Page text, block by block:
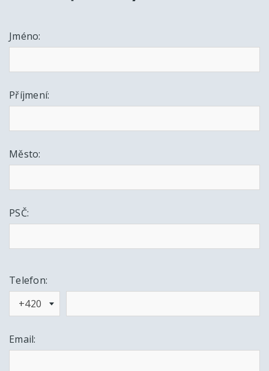
Jméno:
Příjmení:
Město:
PSČ:
Telefon:
+420
Email: